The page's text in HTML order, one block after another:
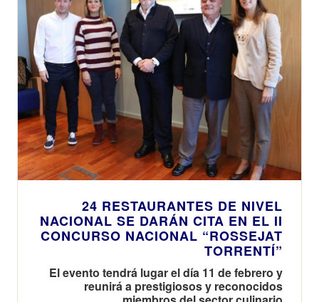
24 RESTAURANTES DE NIVEL
NACIONAL SE DARÁN CITA EN EL II
CONCURSO NACIONAL “ROSSEJAT
TORRENTÍ”
El evento tendrá lugar el día 11 de febrero y
reunirá a prestigiosos y reconocidos